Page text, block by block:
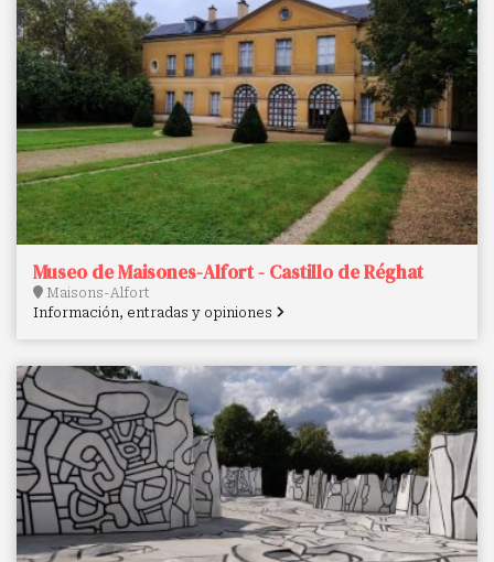
Museo de Maisones-Alfort - Castillo de Réghat
Maisons-Alfort
Información, entradas y opiniones